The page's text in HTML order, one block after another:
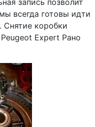
запись позволит
всегда готовы идти
Снятие коробки
Expert Рано